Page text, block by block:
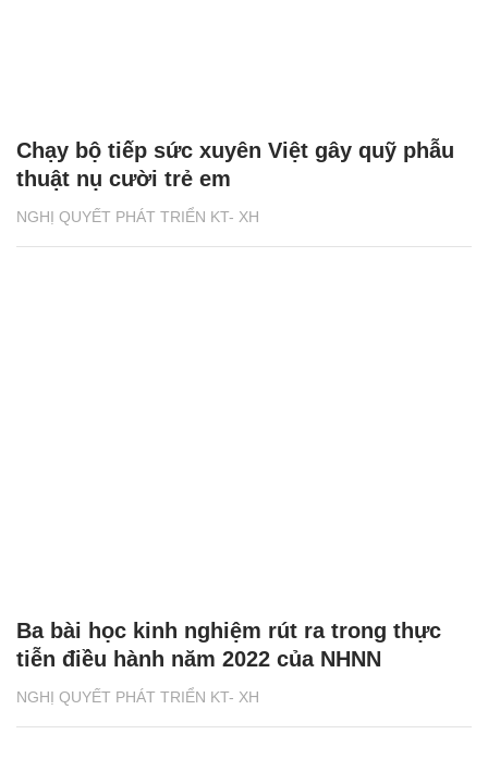
NGHỊ QUYẾT PHÁT TRIỂN KT- XH
Chạy bộ tiếp sức xuyên Việt gây quỹ phẫu
thuật nụ cười trẻ em
NGHỊ QUYẾT PHÁT TRIỂN KT- XH
Ba bài học kinh nghiệm rút ra trong thực
tiễn điều hành năm 2022 của NHNN